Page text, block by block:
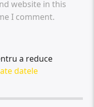
website in this
I comment.
a reduce
datele